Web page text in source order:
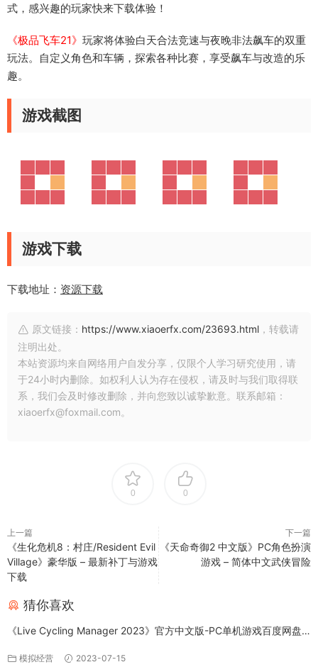
式，感兴趣的玩家快来下载体验！
《极品飞车21》 玩家将体验白天合法竞速与夜晚非法飙车的双重
玩法。自定义角色和车辆，探索各种比赛，享受飙车与改造的乐
趣。
游戏截图
游戏下载
下载地址： 资源下载
原文链接： https://www.xiaoerfx.com/23693.html ，转载请
注明出处。
本站资源均来自网络用户自发分享，仅限个人学习研究使用，请
于24小时内删除。如权利人认为存在侵权，请及时与我们取得联
系，我们会及时修改删除，并向您致以诚挚歉意。联系邮箱：
xiaoerfx@foxmail.com。
0 0
上一篇
《生化危机8：村庄/Resident Evil
Village》豪华版 – 最新补丁与游戏
下载
下一篇
《天命奇御2 中文版》PC角色扮演
游戏 – 简体中文武侠冒险
猜你喜欢
《Live Cycling Manager 2023》官方中文版-PC单机游戏百度网盘
模拟经营 2023-07-15